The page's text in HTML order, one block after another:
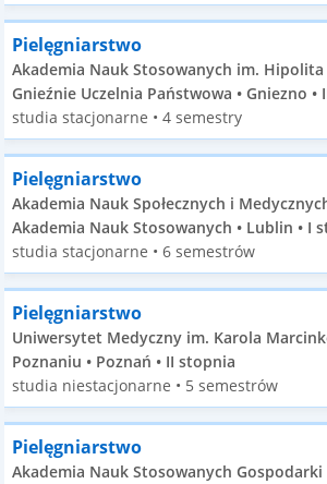
Pielęgniarstwo
Akademia Nauk Stosowanych im. Hipolita
Gnieźnie Uczelnia Państwowa • Gniezno •
studia stacjonarne • 4 semestry
Pielęgniarstwo
Akademia Nauk Społecznych i
Akademia Nauk Stosowanych • Lublin • I
studia stacjonarne • 6 semestrów
Pielęgniarstwo
Uniwersytet Medyczny im. Karola
Poznaniu • Poznań • II stopnia
studia niestacjonarne • 5 semestrów
Pielęgniarstwo
Akademia Nauk Stosowanych